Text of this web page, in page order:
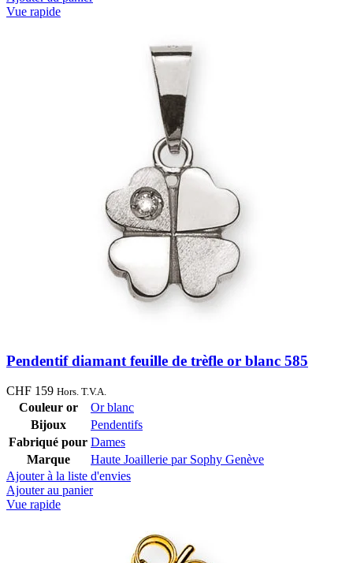
Vue rapide
Pendentif diamant feuille de trèfle or blanc 585
CHF 159 Hors. T.V.A.
Couleur or
Or blanc
Bijoux
Pendentifs
Fabriqué pour Dames
Marque
Haute Joaillerie par Sophy Genève
Ajouter à la liste d'envies
Ajouter au panier
Vue rapide